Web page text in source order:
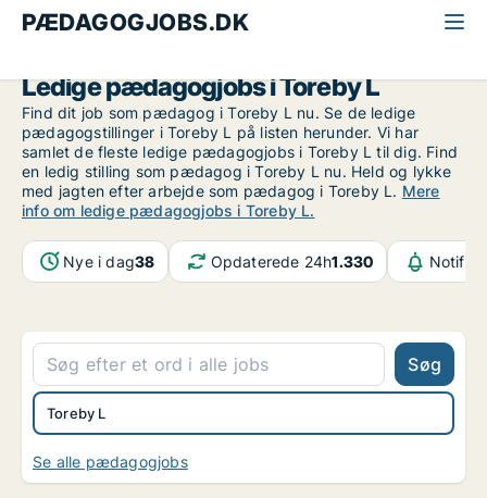
PÆDAGOGJOBS.DK
Ledige pædagogjobs i Toreby L
Find dit job som pædagog i Toreby L nu. Se de ledige
pædagogstillinger i Toreby L på listen herunder. Vi har
samlet de fleste ledige pædagogjobs i Toreby L til dig. Find
en ledig stilling som pædagog i Toreby L nu. Held og lykke
med jagten efter arbejde som pædagog i Toreby L. Mere
info om ledige pædagogjobs i Toreby L.
Nye i dag38 Opdaterede 24h1.330
Søg
Toreby L
Se alle pædagogjobs